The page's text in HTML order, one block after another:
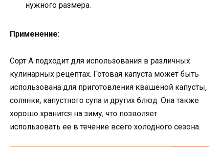
нужного размера.
Применение:
Сорт А подходит для использования в различных
кулинарных рецептах. Готовая капуста может быть
использована для приготовления квашеной капусты,
солянки, капустного супа и других блюд. Она также
хорошо хранится на зиму, что позволяет
использовать ее в течение всего холодного сезона.